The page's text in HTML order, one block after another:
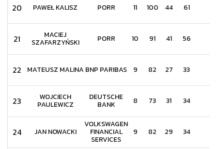
20 PAWEŁ KALISZ PORR 11 100 44 61
21 MACIEJ
SZAFARZYŃSKI PORR 10 91 41 56
22 MATEUSZ MALINA BNP PARIBAS 9 82 27 33
23 WOJCIECH
PAULEWICZ
DEUTSCHE
BANK 8 73 31 34
24 JAN NOWACKI
VOLKSWAGEN
FINANCIAL
SERVICES
9 82 29 34